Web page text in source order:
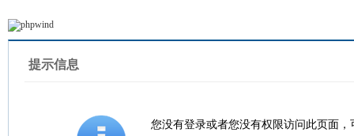
提示信息
您没有登录或者您没有权限访问此页面